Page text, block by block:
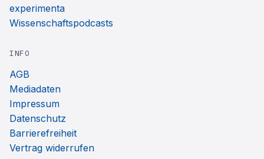
experimenta
Wissenschaftspodcasts
INFO
AGB
Mediadaten
Impressum
Datenschutz
Barrierefreiheit
Vertrag widerrufen